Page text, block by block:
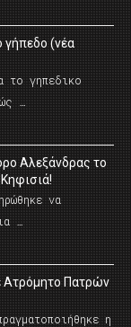
γήπεδο (νέα
το γηπεδικο
…
Αλεξάνδρας το
να
…
Ατρόμητο Πατρών
η